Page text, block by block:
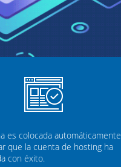
es colocada automáticamente
que la cuenta de hosting ha
con éxito.